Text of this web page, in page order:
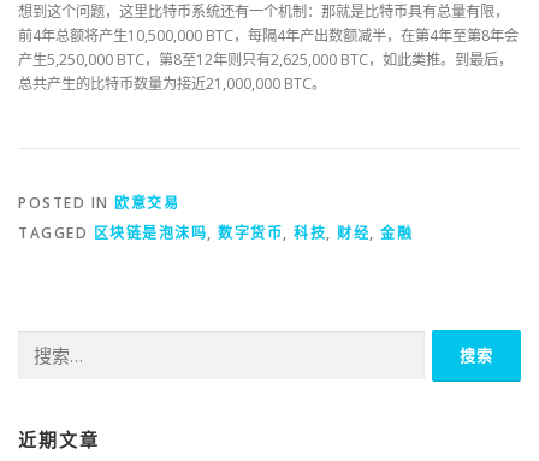
想到这个问题，这里比特币系统还有一个机制：那就是比特币具有总量有限，
前4年总额将产生10,500,000 BTC，每隔4年产出数额减半，在第4年至第8年会
产生5,250,000 BTC，第8至12年则只有2,625,000 BTC，如此类推。到最后，
总共产生的比特币数量为接近21,000,000 BTC。
POSTED IN 欧意交易
TAGGED 区块链是泡沫吗, 数字货币, 科技, 财经, 金融
索：
近期文章